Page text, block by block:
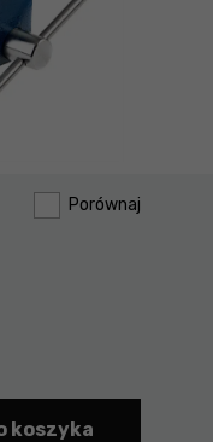
Porównaj
koszyka